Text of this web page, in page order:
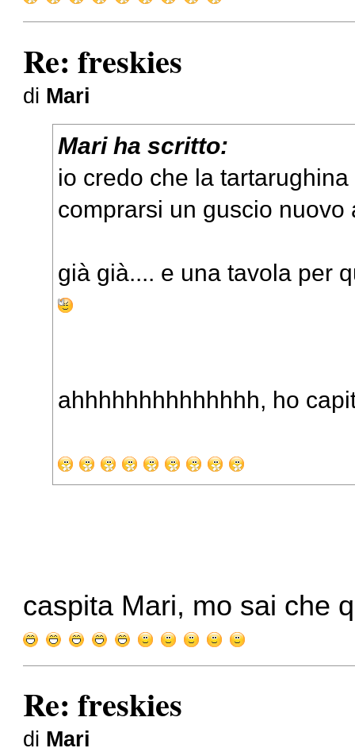
Re: freskies
di Mari
Mari ha scritto:
io credo che la
comprarsi un guscio
già già.... e una tavola per
ahhhhhhhhhhhhhh, ho
caspita Mari, mo sai che
Re: freskies
di Mari